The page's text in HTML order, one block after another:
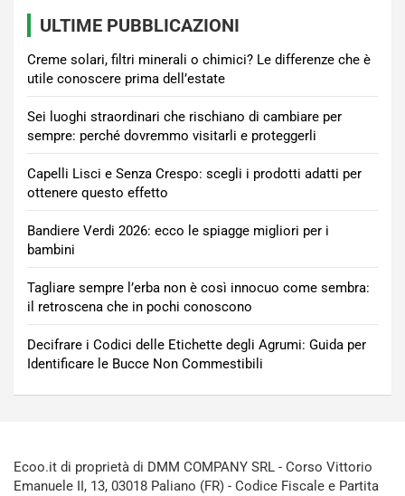
ULTIME PUBBLICAZIONI
Creme solari, filtri minerali o chimici? Le differenze che è
utile conoscere prima dell’estate
Sei luoghi straordinari che rischiano di cambiare per
sempre: perché dovremmo visitarli e proteggerli
Capelli Lisci e Senza Crespo: scegli i prodotti adatti per
ottenere questo effetto
Bandiere Verdi 2026: ecco le spiagge migliori per i
bambini
Tagliare sempre l’erba non è così innocuo come sembra:
il retroscena che in pochi conoscono
Decifrare i Codici delle Etichette degli Agrumi: Guida per
Identificare le Bucce Non Commestibili
Ecoo.it di proprietà di DMM COMPANY SRL - Corso Vittorio
Emanuele II, 13, 03018 Paliano (FR) - Codice Fiscale e Partita